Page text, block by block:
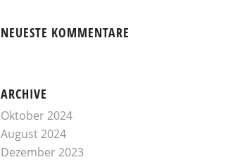
NEUESTE KOMMENTARE
ARCHIVE
Oktober 2024
August 2024
Dezember 2023